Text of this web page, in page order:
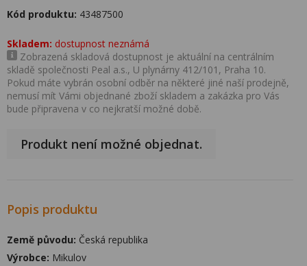
Kód produktu: 43487500
Skladem: dostupnost neznámá
Zobrazená skladová dostupnost je aktuální na centrálním
skladě společnosti Peal a.s., U plynárny 412/101, Praha 10.
Pokud máte vybrán osobní odběr na některé jiné naší prodejně,
nemusí mít Vámi objednané zboží skladem a zakázka pro Vás
bude připravena v co nejkratší možné době.
Produkt není možné objednat.
Popis produktu
Země původu: Česká republika
Výrobce: Mikulov